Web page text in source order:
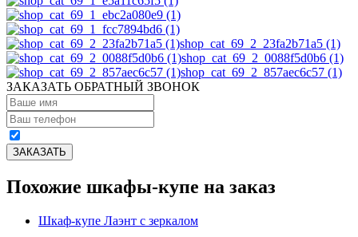
shop_cat_69_2_23fa2b71a5 (1)
shop_cat_69_2_0088f5d0b6 (1)
shop_cat_69_2_857aec6c57 (1)
ЗАКАЗАТЬ ОБРАТНЫЙ ЗВОНОК
Похожие шкафы-купе на заказ
Шкаф-купе Лаэнт с зеркалом